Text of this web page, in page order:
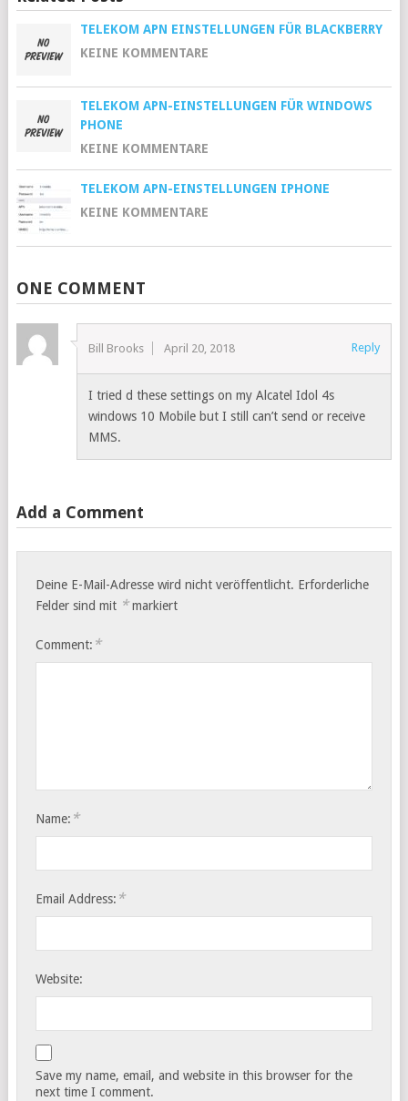
TELEKOM APN EINSTELLUNGEN FÜR BLACKBERRY
KEINE KOMMENTARE
TELEKOM APN-EINSTELLUNGEN FÜR WINDOWS
PHONE
KEINE KOMMENTARE
TELEKOM APN-EINSTELLUNGEN IPHONE
KEINE KOMMENTARE
ONE COMMENT
Bill Brooks April 20, 2018 Reply
I tried d these settings on my Alcatel Idol 4s
windows 10 Mobile but I still can’t send or receive
MMS.
Add a Comment
Deine E-Mail-Adresse wird nicht veröffentlicht. Erforderliche
Felder sind mit *markiert
Comment: *
Name: *
Email Address: *
Website:
Save my name, email, and website in this browser for the
next time I comment.